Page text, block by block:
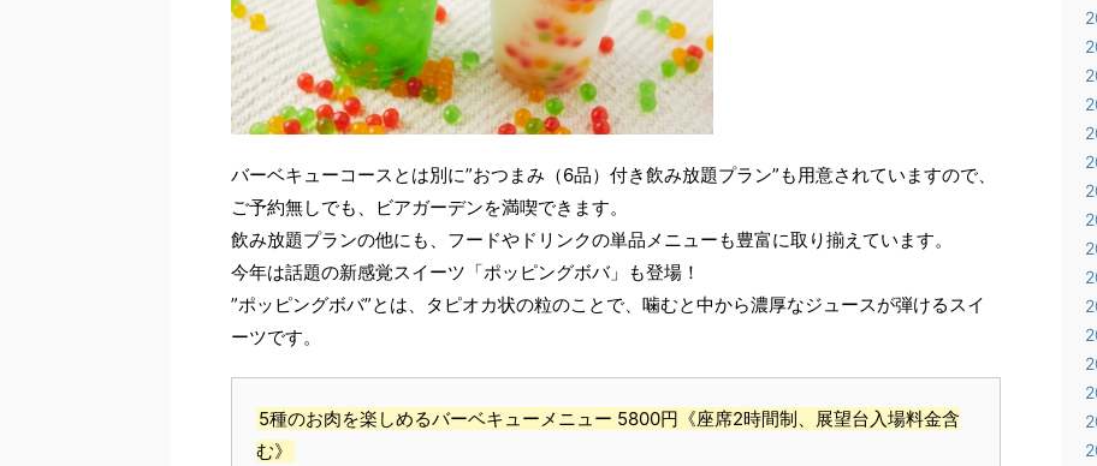
バーベキューコースとは別に”おつまみ（6品）付き飲み放題プラン”も用意されていますので、
ご予約無しでも、ビアガーデンを満喫できます。
飲み放題プランの他にも、フードやドリンクの単品メニューも豊富に取り揃えています。
今年は話題の新感覚スイーツ「ポッピングボバ」も登場！
”ポッピングボバ”とは、タピオカ状の粒のことで、噛むと中から濃厚なジュースが弾けるスイ
ーツです。
5種のお肉を楽しめるバーベキューメニュー 5800円《座席2時間制、展望台入場料金含
む》